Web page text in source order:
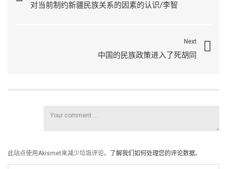
对当前制约新疆民族关系的因素的认识/李智
Next
中国的民族政策进入了死胡同
此站点使用Akismet来减少垃圾评论。 了解我们如何处理您的评论数据。